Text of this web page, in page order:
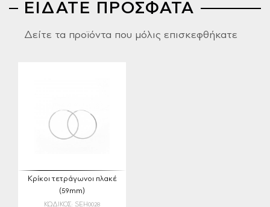
ΕΙΔΑΤΕ ΠΡΟΣΦΑΤΑ
Δείτε τα προϊόντα που μόλις επισκεφθήκατε
Κρίκοι τετράγωνοι πλακέ
(59mm)
ΚΩΔΙΚΟΣ: SEH0028